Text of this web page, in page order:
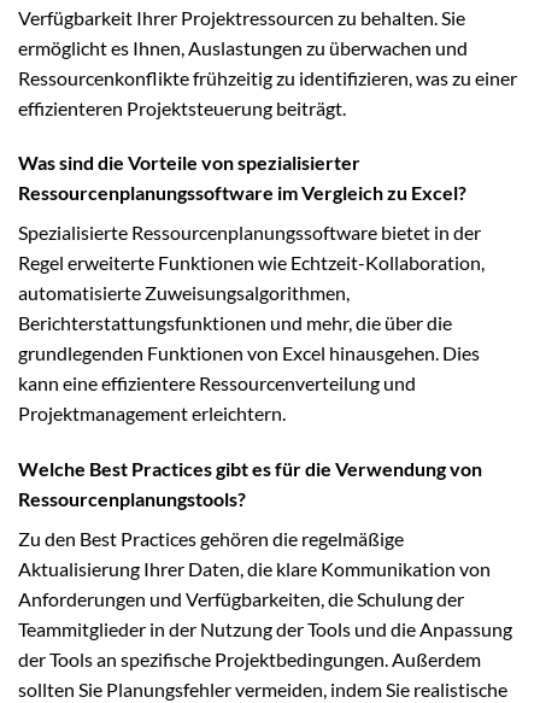
Verfügbarkeit Ihrer Projektressourcen zu behalten. Sie
ermöglicht es Ihnen, Auslastungen zu überwachen und
Ressourcenkonflikte frühzeitig zu identifizieren, was zu einer
effizienteren Projektsteuerung beiträgt.
Was sind die Vorteile von spezialisierter
Ressourcenplanungssoftware im Vergleich zu Excel?
Spezialisierte Ressourcenplanungssoftware bietet in der
Regel erweiterte Funktionen wie Echtzeit-Kollaboration,
automatisierte Zuweisungsalgorithmen,
Berichterstattungsfunktionen und mehr, die über die
grundlegenden Funktionen von Excel hinausgehen. Dies
kann eine effizientere Ressourcenverteilung und
Projektmanagement erleichtern.
Welche Best Practices gibt es für die Verwendung von
Ressourcenplanungstools?
Zu den Best Practices gehören die regelmäßige
Aktualisierung Ihrer Daten, die klare Kommunikation von
Anforderungen und Verfügbarkeiten, die Schulung der
Teammitglieder in der Nutzung der Tools und die Anpassung
der Tools an spezifische Projektbedingungen. Außerdem
sollten Sie Planungsfehler vermeiden, indem Sie realistische